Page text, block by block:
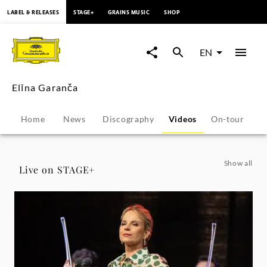
Garanča
Videos
|
Deutsche
Grammophon
LABEL & RELEASES STAGE+ GRAINS MUSIC SHOP
EN
Elīna Garanča
Home News Discography Videos On-tour
Live on STAGE+
Show all